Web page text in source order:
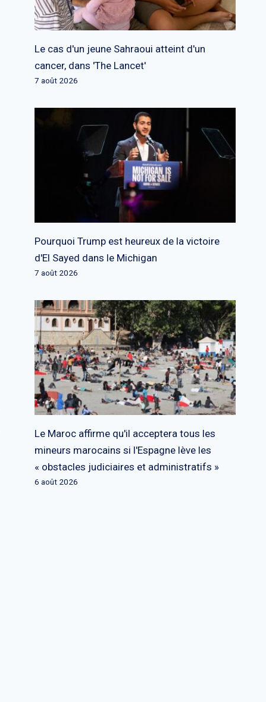
Le cas d'un jeune Sahraoui atteint d'un
cancer, dans 'The Lancet'
7 août 2026
Pourquoi Trump est heureux de la victoire
d'El Sayed dans le Michigan
7 août 2026
Le Maroc affirme qu'il acceptera tous les
mineurs marocains si l'Espagne lève les
« obstacles judiciaires et administratifs »
6 août 2026